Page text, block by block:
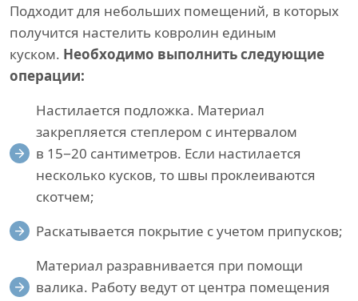
Подходит для небольших помещений, в которых
получится настелить ковролин единым
куском. Необходимо выполнить следующие
операции:
Настилается подложка. Материал
закрепляется степлером с интервалом
в 15−20 сантиметров. Если настилается
несколько кусков, то швы проклеиваются
скотчем;
Раскатывается покрытие с учетом припусков;
Материал разравнивается при помощи
валика. Работу ведут от центра помещения